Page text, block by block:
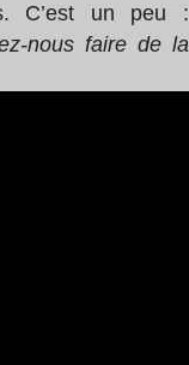
C’est un peu :
nous faire de la